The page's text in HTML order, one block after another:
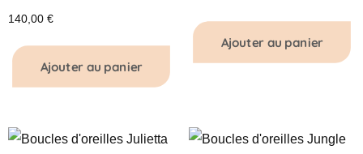
140,00 €
Ajouter au panier
Ajouter au panier